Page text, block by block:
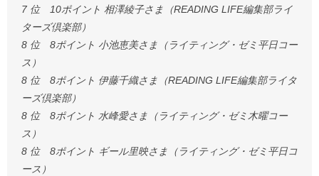
7 位 10ポイント 相澤綾子さま（READING LIFE編集部ライ
ターズ倶楽部）
8 位 8ポイント 小池恵美さま（ライティング・ゼミ平日コー
ス）
8 位 8ポイント 伊藤千織さま（READING LIFE編集部ライタ
ーズ倶楽部）
8 位 8ポイント 水峰愛さま（ライティング・ゼミ木曜コー
ス）
8 位 8ポイント ギール里映さま（ライティング・ゼミ平日コ
ース）